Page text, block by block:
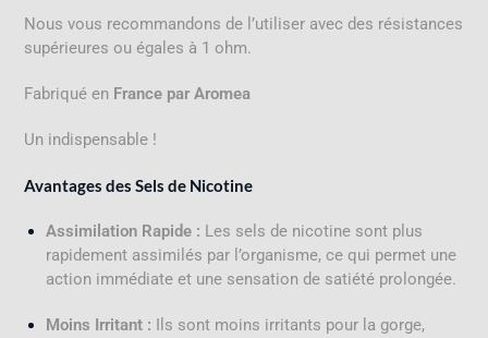
Nous vous recommandons de l’utiliser avec des résistances
supérieures ou égales à 1 ohm.
Fabriqué en France par Aromea
Un indispensable !
Avantages des Sels de Nicotine
Assimilation Rapide : Les sels de nicotine sont plus
rapidement assimilés par l’organisme, ce qui permet une
action immédiate et une sensation de satiété prolongée.
Moins Irritant : Ils sont moins irritants pour la gorge,